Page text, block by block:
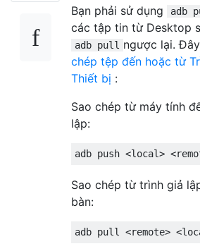
Bạn phải sử dụng
adb
các tập tin từ Desktop
adb pull ngược lại.
chép tệp đến hoặc từ
Thiết bị :
Sao chép từ máy tính
lập:
Sao chép từ trình giả
bàn: